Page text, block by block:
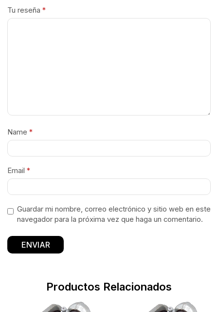
Tu reseña *
Name *
Email *
Guardar mi nombre, correo electrónico y sitio web en este
navegador para la próxima vez que haga un comentario.
Productos Relacionados